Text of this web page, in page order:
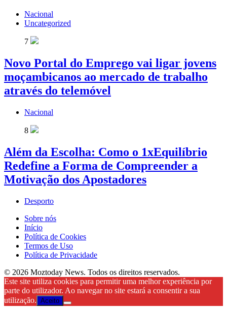
Nacional
Uncategorized
7
Novo Portal do Emprego vai ligar jovens
moçambicanos ao mercado de trabalho
através do telemóvel
Nacional
8
Além da Escolha: Como o 1xEquilíbrio
Redefine a Forma de Compreender a
Motivação dos Apostadores
Desporto
Sobre nós
Início
Política de Cookies
Termos de Uso
Política de Privacidade
© 2026 Moztoday News. Todos os direitos reservados.
Este site utiliza cookies para permitir uma melhor experiência por
parte do utilizador. Ao navegar no site estará a consentir a sua
utilização. Aceito